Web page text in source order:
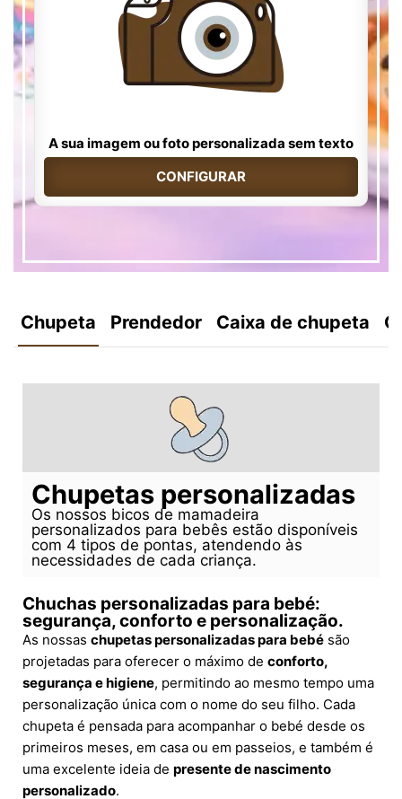
A sua imagem ou foto personalizada sem texto
CONFIGURAR
Chupeta Prendedor Caixa de chupeta
Chupetas personalizadas
Os nossos bicos de mamadeira
personalizados para bebês estão disponíveis
com 4 tipos de pontas, atendendo às
necessidades de cada criança.
Chuchas personalizadas para bebé:
segurança, conforto e personalização.
As nossas chupetas personalizadas para bebé são
projetadas para oferecer o máximo de conforto,
segurança e higiene, permitindo ao mesmo tempo uma
personalização única com o nome do seu filho. Cada
chupeta é pensada para acompanhar o bebé desde os
primeiros meses, em casa ou em passeios, e também é
uma excelente ideia de presente de nascimento
personalizado.